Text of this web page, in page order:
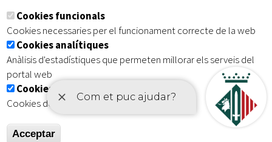
Subscriu-te al nostre butlletí
Inici | Avís legal | Protecció de dades
| Accessibilitat
Cookies funcionals
Cookies necessaries per el funcionament correcte de la web
Cookies analítiques
Anàlisis d'estadístiques que permeten millorar els serveis del
portal web
Cookies publicitàries
Cookies de tercers amb finalitat publicitària
Acceptar